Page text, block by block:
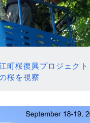
町桜復興プロジェク
桜を視察